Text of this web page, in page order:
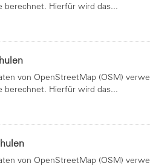
berechnet. Hierfür wird das...
von OpenStreetMap (OSM)
berechnet. Hierfür wird das...
von OpenStreetMap (OSM)